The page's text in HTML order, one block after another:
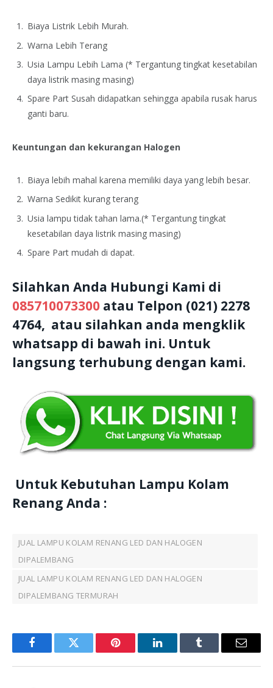
Biaya Listrik Lebih Murah.
Warna Lebih Terang
Usia Lampu Lebih Lama (* Tergantung tingkat kesetabilan
daya listrik masing masing)
Spare Part Susah didapatkan sehingga apabila rusak harus
ganti baru.
Keuntungan dan kekurangan Halogen
Biaya lebih mahal karena memiliki daya yang lebih besar.
Warna Sedikit kurang terang
Usia lampu tidak tahan lama.(* Tergantung tingkat
kesetabilan daya listrik masing masing)
Spare Part mudah di dapat.
Silahkan Anda Hubungi Kami di
085710073300 atau Telpon (021) 2278
4764, atau silahkan anda mengklik
whatsapp di bawah ini. Untuk
langsung terhubung dengan kami.
Untuk Kebutuhan Lampu Kolam
Renang Anda :
JUAL LAMPU KOLAM RENANG LED DAN HALOGEN
DIPALEMBANG
JUAL LAMPU KOLAM RENANG LED DAN HALOGEN
DIPALEMBANG TERMURAH
FacebookTwitter Pinterest LinkedInTumblr Email